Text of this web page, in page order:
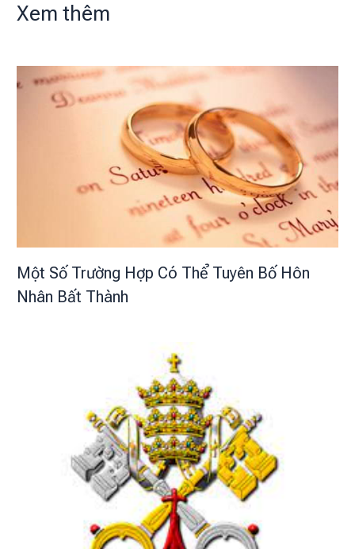
Xem thêm
Một Số Trường Hợp Có Thể Tuyên Bố Hôn
Nhân Bất Thành